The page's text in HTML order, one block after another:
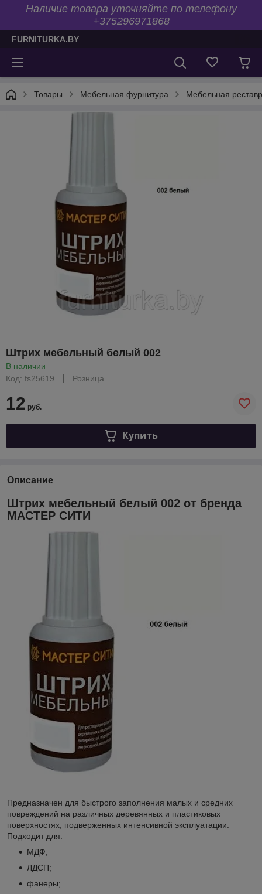
Наличие товара уточняйте по телефону
+375296971868
FURNITURKA.BY
Товары Мебельная фурнитура Мебельная
Штрих мебельный белый 002
В наличии
Код: fs25619
Розница
12 руб.
Купить
Описание
Штрих мебельный белый 002 от бренда
МАСТЕР СИТИ
Предназначен для быстрого заполнения малых и средних
повреждений на различных деревянных и пластиковых
поверхностях, подверженных интенсивной эксплуатации.
Подходит для:
МДФ;
ЛДСП;
фанеры;